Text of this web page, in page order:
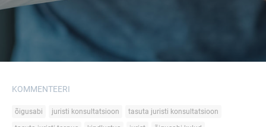
KOMMENTEERI
õigusabi juristi konsultatsioon
tasuta juristi konsultatsioon